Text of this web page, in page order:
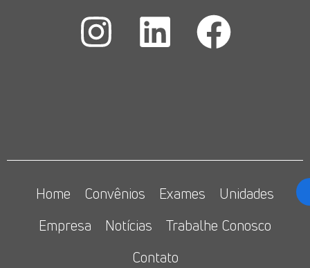
Home Convênios Exames
Unidades
Empresa
Notícias
Trabalhe Conosco
Contato